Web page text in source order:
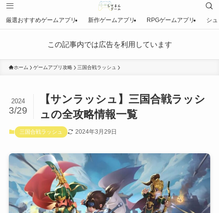
厳選おすすめゲームアプリ 新作ゲームアプリ RPGゲームアプリ シ
この記事内では広告を利用しています
ホーム ゲームアプリ攻略 三国合戦ラッシュ
【サンラッシュ】三国合戦ラッシ
ュの全攻略情報一覧
2024
3/29
三国合戦ラッシュ 2024年3月29日